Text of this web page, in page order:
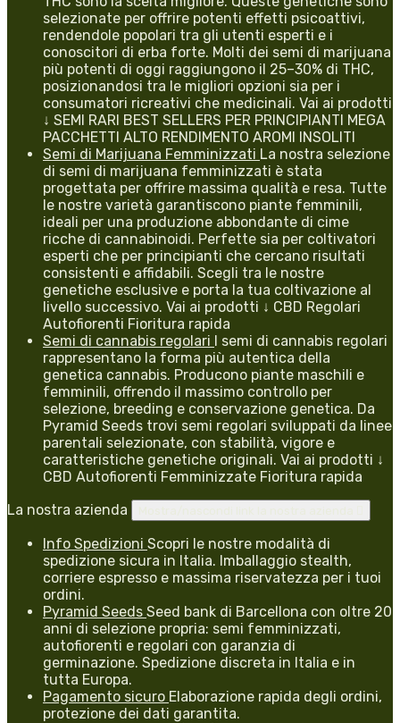
selezionate per offrire potenti effetti psicoattivi,
rendendole popolari tra gli utenti esperti e i
conoscitori di erba forte. Molti dei semi di marijuana
più potenti di oggi raggiungono il 25–30% di THC,
posizionandosi tra le migliori opzioni sia per i
consumatori ricreativi che medicinali. Vai ai prodotti
↓ SEMI RARI BEST SELLERS PER PRINCIPIANTI MEGA
PACCHETTI ALTO RENDIMENTO AROMI INSOLITI
Semi di Marijuana Femminizzati La nostra selezione
di semi di marijuana femminizzati è stata
progettata per offrire massima qualità e resa. Tutte
le nostre varietà garantiscono piante femminili,
ideali per una produzione abbondante di cime
ricche di cannabinoidi. Perfette sia per coltivatori
esperti che per principianti che cercano risultati
consistenti e affidabili. Scegli tra le nostre
genetiche esclusive e porta la tua coltivazione al
livello successivo. Vai ai prodotti ↓ CBD Regolari
Autofiorenti Fioritura rapida
Semi di cannabis regolari I semi di cannabis regolari
rappresentano la forma più autentica della
genetica cannabis. Producono piante maschili e
femminili, offrendo il massimo controllo per
selezione, breeding e conservazione genetica. Da
Pyramid Seeds trovi semi regolari sviluppati da linee
parentali selezionate, con stabilità, vigore e
caratteristiche genetiche originali. Vai ai prodotti ↓
CBD Autofiorenti Femminizzate Fioritura rapida
La nostra azienda
Info Spedizioni Scopri le nostre modalità di
spedizione sicura in Italia. Imballaggio stealth,
corriere espresso e massima riservatezza per i tuoi
ordini.
Pyramid Seeds Seed bank di Barcellona con oltre 20
anni di selezione propria: semi femminizzati,
autofiorenti e regolari con garanzia di
germinazione. Spedizione discreta in Italia e in
tutta Europa.
Pagamento sicuro Elaborazione rapida degli ordini,
protezione dei dati garantita.